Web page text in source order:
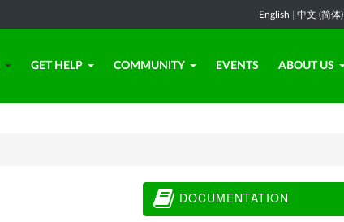
English 中文 (简体)
GET HELP COMMUNITY EVENTS ABOUT US
DOCUMENTATION